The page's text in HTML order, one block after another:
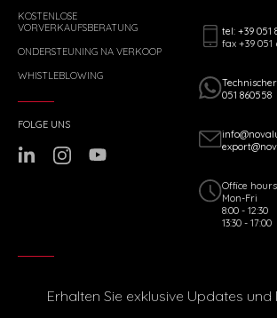
KOSTENLOSE
VORVERKAUFSBERATUNG
ONDERSTEUNING NA VERKOOP
WHISTLEBLOWING
tel: +39 051
fax +39 051
051 860558
Office
Mon-Fri
8:00 - 12:30
13:30 - 17:00
FOLGE UNS
Erhalten Sie exklusive Updates und